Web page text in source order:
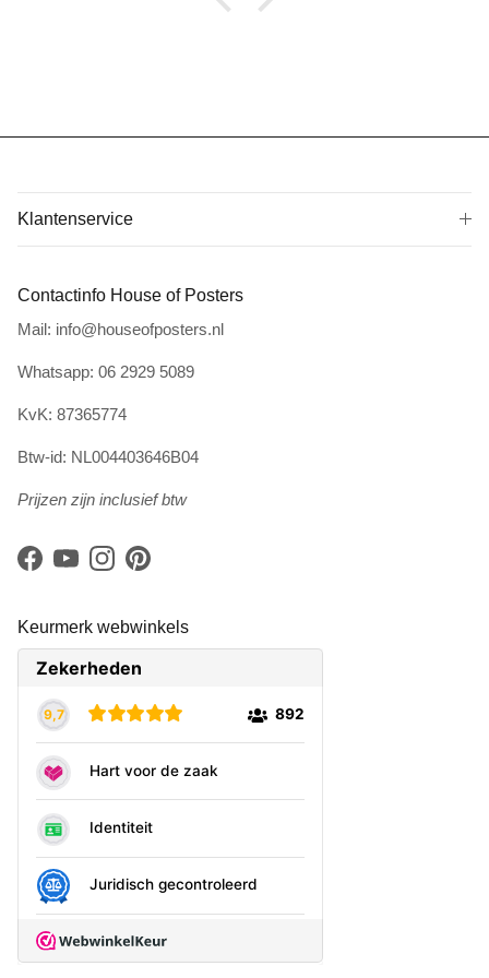
Klantenservice
Contactinfo House of Posters
Mail: info@houseofposters.nl
Whatsapp: 06 2929 5089
KvK: 87365774
Btw-id: NL004403646B04
Prijzen zijn inclusief btw
Facebook
YouTubeInstagramPinterest
Keurmerk webwinkels